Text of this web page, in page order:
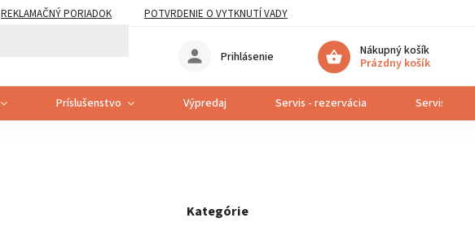
REKLAMAČNÝ PORIADOK
POTVRDENIE O VYTKNUTÍ VADY
Nákupný košík
Prázdny košík
Prihlásenie
Príslušenstvo Výpredaj Servis - rezervácia Servis
Kategórie